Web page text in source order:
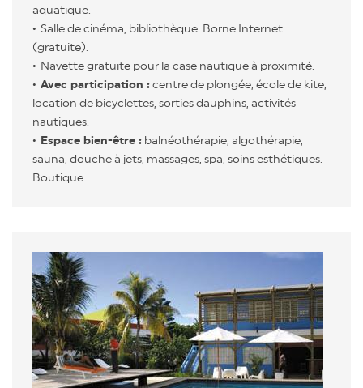
aquatique.
Salle de cinéma, bibliothèque. Borne Internet
(gratuite).
Navette gratuite pour la case nautique à proximité.
Avec participation :centre de plongée, école de kite,
location de bicyclettes, sorties dauphins, activités
nautiques.
Espace bien-être : balnéothérapie, algothérapie,
sauna, douche à jets, massages, spa, soins esthétiques.
Boutique.